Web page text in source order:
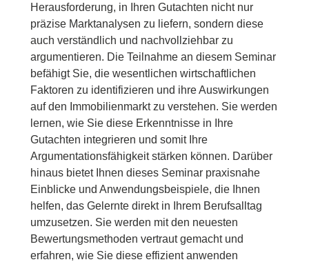
Herausforderung, in Ihren Gutachten nicht nur
präzise Marktanalysen zu liefern, sondern diese
auch verständlich und nachvollziehbar zu
argumentieren. Die Teilnahme an diesem Seminar
befähigt Sie, die wesentlichen wirtschaftlichen
Faktoren zu identifizieren und ihre Auswirkungen
auf den Immobilienmarkt zu verstehen. Sie werden
lernen, wie Sie diese Erkenntnisse in Ihre
Gutachten integrieren und somit Ihre
Argumentationsfähigkeit stärken können. Darüber
hinaus bietet Ihnen dieses Seminar praxisnahe
Einblicke und Anwendungsbeispiele, die Ihnen
helfen, das Gelernte direkt in Ihrem Berufsalltag
umzusetzen. Sie werden mit den neuesten
Bewertungsmethoden vertraut gemacht und
erfahren, wie Sie diese effizient anwenden